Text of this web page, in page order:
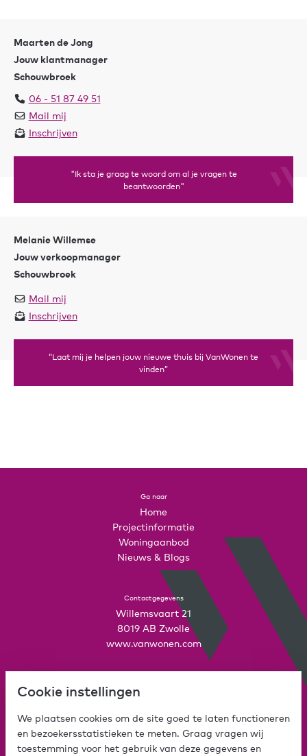
Maarten de Jong
Jouw klantmanager
Schouwbroek
06 - 51 87 49 51
Mail mij
Inschrijven
"Ik sta je graag te woord om al je vragen te
beantwoorden"
Melanie Willemse
Jouw verkoopmanager
Schouwbroek
Mail mij
Inschrijven
“Laat mij je helpen jouw nieuwe thuis bij VanWonen te
vinden”
Ga naar
Home
Projectinformatie
Woningaanbod
Nieuws & Blogs
Contactgegevens
Willemsvaart 21
8019 AB Zwolle
www.vanwonen.com
Interesse
Inloggen
Cookie instellingen
We plaatsen cookies om de site goed te laten functioneren
en bezoekersstatistieken te meten. Graag vragen wij
toestemming voor het gebruik van deze gegevens en